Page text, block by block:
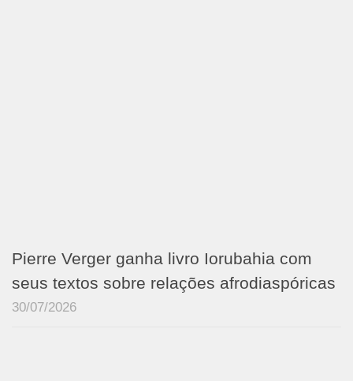
Pierre Verger ganha livro Iorubahia com
seus textos sobre relações afrodiaspóricas
30/07/2026